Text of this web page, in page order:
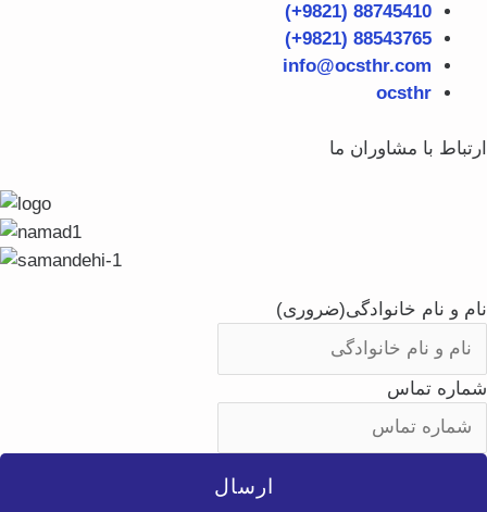
88745410 (9821+)
88543765 (9821+)
info@ocsthr.com
ocsthr
با مشاوران ما
و نام خانوادگی(ضروری)
تماس